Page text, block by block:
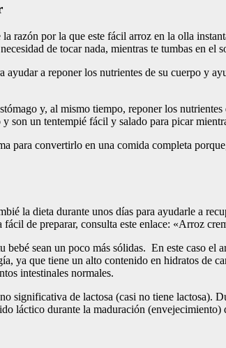
razón por la que este fácil arroz en la olla
de tocar nada, mientras te tumbas en el
a reponer los nutrientes de su cuerpo y
y, al mismo tiempo, reponer los
son un tentempié fácil y salado para picar
para convertirlo en una comida completa
la dieta durante unos días para ayudarle a
de preparar, consulta este enlace: «Arroz
sean un poco más sólidas. En este caso
que tiene un alto contenido en hidratos de
intestinales normales.
de lactosa (casi no tiene lactosa).
láctico durante la maduración